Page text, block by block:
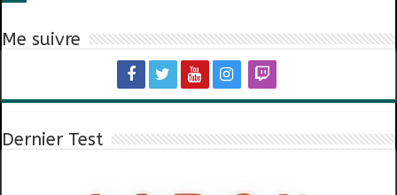
Me suivre
Dernier Test